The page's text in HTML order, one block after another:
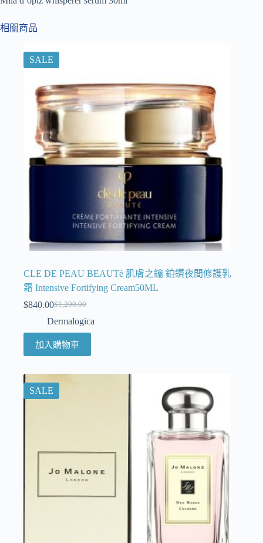
相關商品
SALE
CLE DE PEAU BEAUTé 肌膚之鑰 鉑鑽夜間修護乳
霜 Intensive Fortifying Cream50ML
$1,200.00
$840.00
Dermalogica
加入購物車
SALE